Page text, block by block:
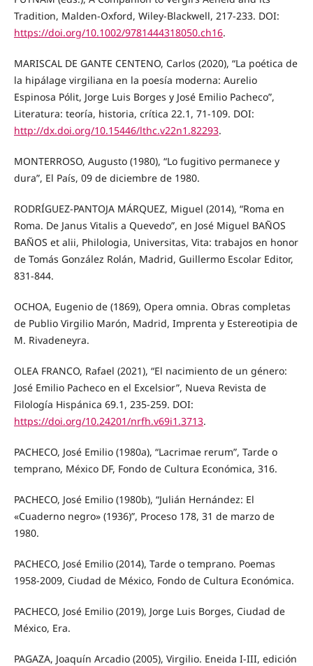
Tradition, Malden-Oxford, Wiley-Blackwell, 217-233. DOI:
https://doi.org/10.1002/9781444318050.ch16.
MARISCAL DE GANTE CENTENO, Carlos (2020), “La poética de
la hipálage virgiliana en la poesía moderna: Aurelio
Espinosa Pólit, Jorge Luis Borges y José Emilio Pacheco”,
Literatura: teoría, historia, crítica 22.1, 71-109. DOI:
http://dx.doi.org/10.15446/lthc.v22n1.82293.
MONTERROSO, Augusto (1980), “Lo fugitivo permanece y
dura”, El País, 09 de diciembre de 1980.
RODRÍGUEZ-PANTOJA MÁRQUEZ, Miguel (2014), “Roma en
Roma. De Janus Vitalis a Quevedo”, en José Miguel BAÑOS
BAÑOS et alii, Philologia, Universitas, Vita: trabajos en honor
de Tomás González Rolán, Madrid, Guillermo Escolar Editor,
831-844.
OCHOA, Eugenio de (1869), Opera omnia. Obras completas
de Publio Virgilio Marón, Madrid, Imprenta y Estereotipia de
M. Rivadeneyra.
OLEA FRANCO, Rafael (2021), “El nacimiento de un género:
José Emilio Pacheco en el Excelsior”, Nueva Revista de
Filología Hispánica 69.1, 235-259. DOI:
https://doi.org/10.24201/nrfh.v69i1.3713.
PACHECO, José Emilio (1980a), “Lacrimae rerum”, Tarde o
temprano, México DF, Fondo de Cultura Económica, 316.
PACHECO, José Emilio (1980b), “Julián Hernández: El
«Cuaderno negro» (1936)”, Proceso 178, 31 de marzo de
1980.
PACHECO, José Emilio (2014), Tarde o temprano. Poemas
1958-2009, Ciudad de México, Fondo de Cultura Económica.
PACHECO, José Emilio (2019), Jorge Luis Borges, Ciudad de
México, Era.
PAGAZA, Joaquín Arcadio (2005), Virgilio. Eneida I-III, edición